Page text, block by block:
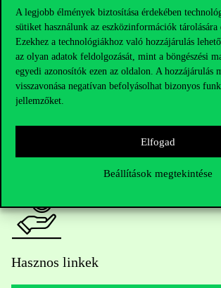
A legjobb élmények biztosítása érdekében
sütiket használunk az eszközinformációk tárolására
Ezekhez a technológiákhoz való hozzájárulás
az olyan adatok feldolgozását, mint a böngészési
egyedi azonosítók ezen az oldalon. A hozzájárulás
visszavonása negatívan befolyásolhat bizonyos
jellemzőket.
Elfogad
Beállítások megtekintése
Telefonszám:+36 1 482 5000
Kérdésed van a felvételivel kapcsolatban?
Oktatói elérhetőségek
press@uni-corvinus.hu
Hasznos linkek